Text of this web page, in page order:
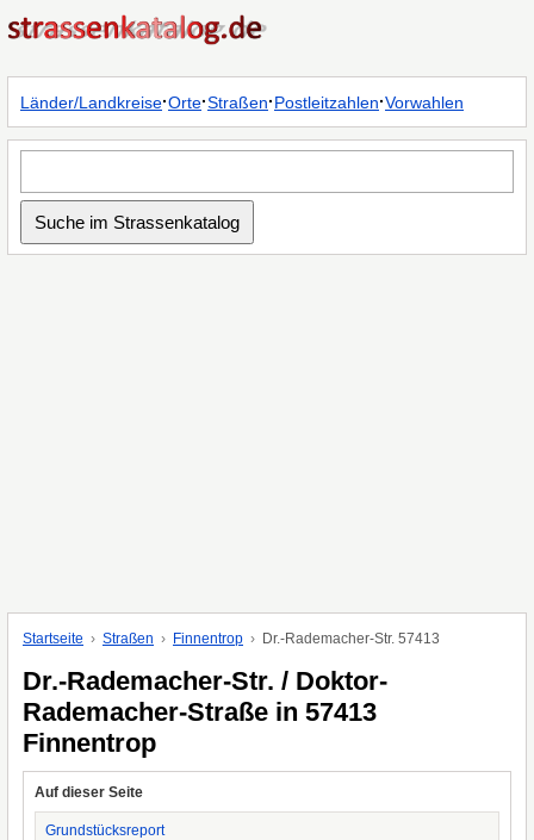
Länder/Landkreise·Orte·Straßen·Postleitzahlen·Vorwahlen
Startseite Straßen Finnentrop Dr.-Rademacher-Str. 57413
Dr.-Rademacher-Str. / Doktor-
Rademacher-Straße in 57413
Finnentrop
Auf dieser Seite
Grundstücksreport